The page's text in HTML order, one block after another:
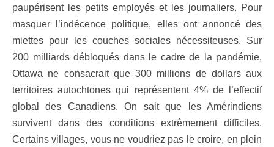
paupérisent les petits employés et les journaliers. Pour
masquer l’indécence politique, elles ont annoncé des
miettes pour les couches sociales nécessiteuses. Sur
200 milliards débloqués dans le cadre de la pandémie,
Ottawa ne consacrait que 300 millions de dollars aux
territoires autochtones qui représentent 4% de l’effectif
global des Canadiens. On sait que les Amérindiens
survivent dans des conditions extrêmement difficiles.
Certains villages, vous ne voudriez pas le croire, en plein